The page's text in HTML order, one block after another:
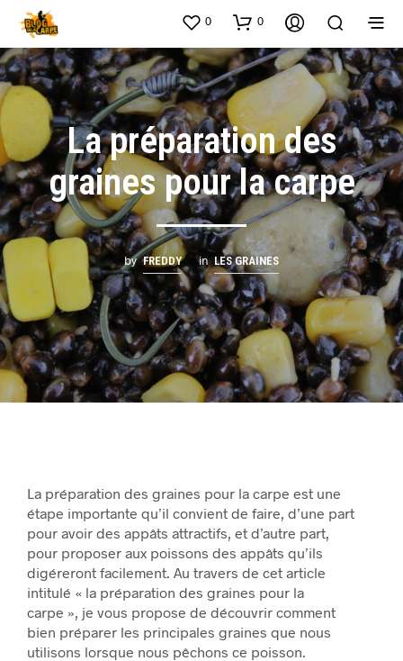
0 0
La préparation des
graines pour la carpe
by FREDDY in LES GRAINES
La préparation des graines pour la carpe est une
étape importante qu’il convient de faire, d’une part
pour avoir des appâts attractifs, et d’autre part,
pour proposer aux poissons des appâts qu’ils
digéreront facilement. Au travers de cet article
intitulé « la préparation des graines pour la
carpe », je vous propose de découvrir comment
bien préparer les principales graines que nous
utilisons lorsque nous pêchons ce poisson.